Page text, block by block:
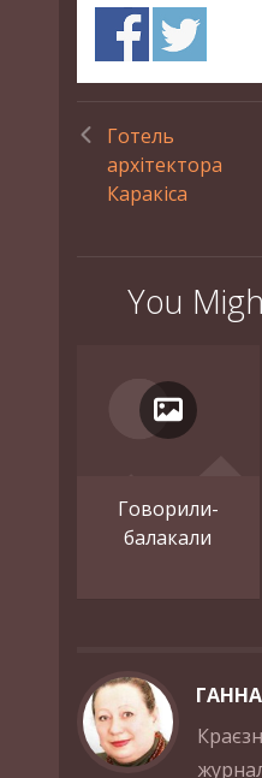
Готель
архітектора
Каракіса
You
Говорили-
балакали